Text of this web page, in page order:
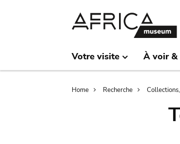
Votre visite À voir &
Breadcrumb
Home Recherche